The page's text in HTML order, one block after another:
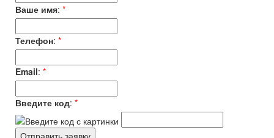
Ваше имя: *
Телефон: *
Email: *
Введите код: *